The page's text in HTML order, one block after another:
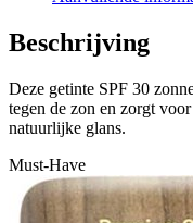
Beschrijving
Deze getinte SPF 30
tegen de zon en zorgt
natuurlijke glans.
Must-Have